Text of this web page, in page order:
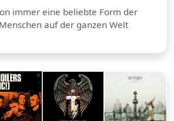
immer eine beliebte Form der
auf der ganzen Welt